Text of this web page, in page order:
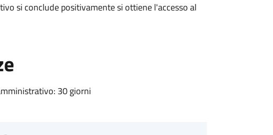
si conclude positivamente si ottiene l'accesso al
30 giorni